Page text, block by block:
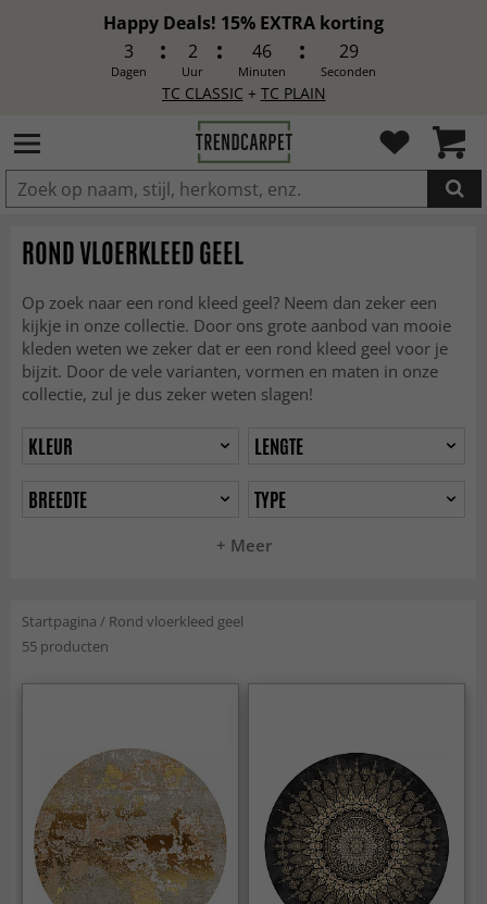
Happy Deals! 15% EXTRA korting
3
Dagen
2
Uur
46
Minuten
27
Seconden
TC CLASSIC + TC PLAIN
IN DE WINKELWAGEN GELEGD
ROND VLOERKLEED GEEL
Op zoek naar een rond kleed geel? Neem dan zeker een
kijkje in onze collectie. Door ons grote aanbod van mooie
kleden weten we zeker dat er een rond kleed geel voor je
bijzit. Door de vele varianten, vormen en maten in onze
collectie, zul je dus zeker weten slagen!
+ Meer
KLEUR
LENGTE
BREEDTE
TYPE
Startpagina / Rond vloerkleed geel
55 producten